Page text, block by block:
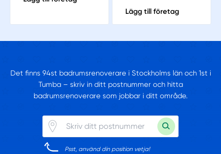
Lägg till företag
Det finns 94st badrumsrenoverare i Stockholms län och 1st i
Tumba – skriv in ditt postnummer och hitta
badrumsrenoverare som jobbar i ditt område.
Psst, använd din position vetja!